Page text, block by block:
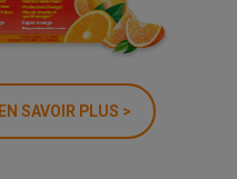
EN SAVOIR PLUS >